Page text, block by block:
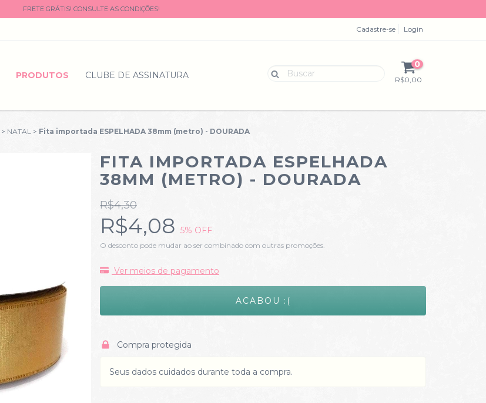
FRETE GRÁTIS! CONSULTE AS CONDIÇÕES!
Cadastre-se Login
PRODUTOS CLUBE DE ASSINATURA
0
R$0,00
> NATAL > Fita importada ESPELHADA 38mm (metro) - DOURADA
FITA IMPORTADA ESPELHADA
38MM (METRO) - DOURADA
R$4,30
R$4,08 5% OFF
O desconto pode mudar ao ser combinado com outras promoções.
Ver meios de pagamento
Compra protegida
Seus dados cuidados durante toda a compra.